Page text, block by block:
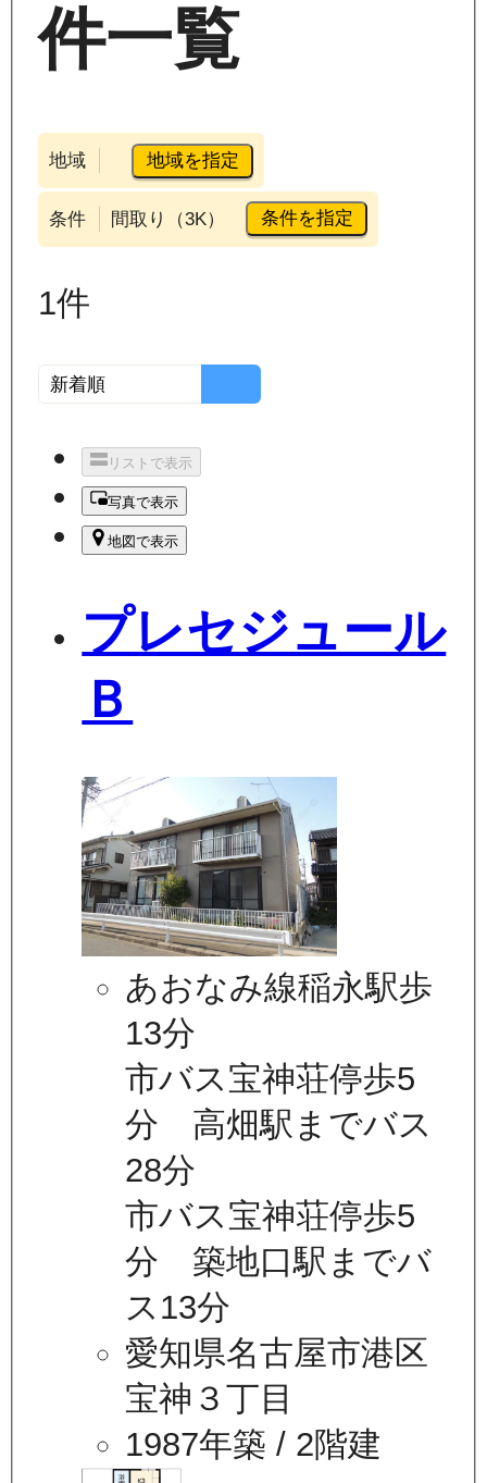
件一覧
地域 地域を指定
条件 間取り（3K） 条件を指定
1件
リストで表示
写真で表示
地図で表示
プレセジュール
Ｂ
あおなみ線稲永駅歩
13分
市バス宝神荘停歩5
分 高畑駅までバス
28分
市バス宝神荘停歩5
分 築地口駅までバ
ス13分
愛知県名古屋市港区
宝神３丁目
1987年築 / 2階建